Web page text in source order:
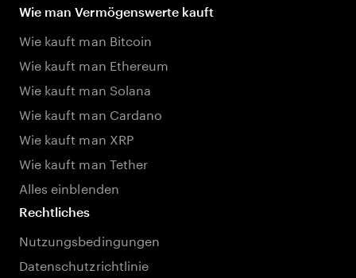
Wie man Vermögenswerte kauft
Wie kauft man Bitcoin
Wie kauft man Ethereum
Wie kauft man Solana
Wie kauft man Cardano
Wie kauft man XRP
Wie kauft man Tether
Alles einblenden
Rechtliches
Nutzungsbedingungen
Datenschutzrichtlinie